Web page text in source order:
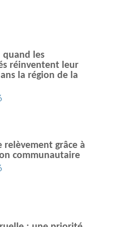
quand les
réinventent leur
la région de la
grâce à
communautaire